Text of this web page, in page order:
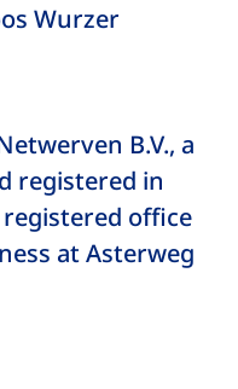
Wurzer
B.V., a
registered in
office
at Asterweg